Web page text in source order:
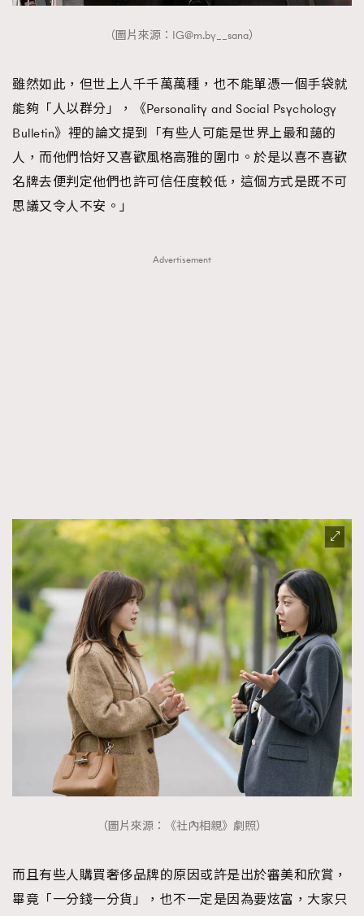
（圖片來源： IG@m.by __sana）
雖然如此，但世上人千千萬萬種，也不能單憑一個手袋就
能夠「人以群分」，《Personality and Social Psychology
Bulletin》裡的論文提到「有些人可能是世界上最和藹的
人，而他們恰好又喜歡風格高雅的圍巾。於是以喜不喜歡
名牌去便判定他們也許可信任度較低，這個方式是既不可
思議又令人不安。」
Advertisement
（圖片來源：《社內相親》劇照）
而且有些人購買奢侈品牌的原因或許是出於審美和欣賞，
畢竟「一分錢一分貨」，也不一定是因為要炫富，大家只